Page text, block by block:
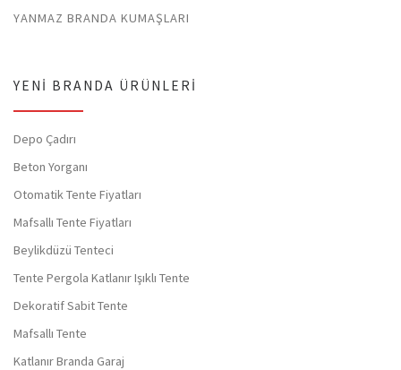
YANMAZ BRANDA KUMAŞLARI
YENI BRANDA ÜRÜNLERI
Depo Çadırı
Beton Yorganı
Otomatik Tente Fiyatları
Mafsallı Tente Fiyatları
Beylikdüzü Tenteci
Tente Pergola Katlanır Işıklı Tente
Dekoratif Sabit Tente
Mafsallı Tente
Katlanır Branda Garaj